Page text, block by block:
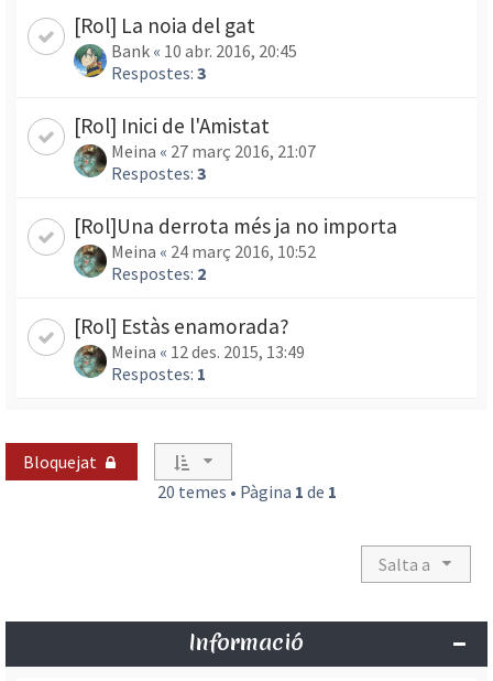
[Rol] La noia del gat
Bank « 10 abr. 2016, 20:45
Respostes: 3
[Rol] Inici de l'Amistat
Meina « 27 març 2016, 21:07
Respostes: 3
[Rol]Una derrota més ja no importa
Meina « 24 març 2016, 10:52
Respostes: 2
[Rol] Estàs enamorada?
Meina « 12 des. 2015, 13:49
Respostes: 1
Bloquejat
20 temes • Pàgina 1 de 1
Salta a
Informació